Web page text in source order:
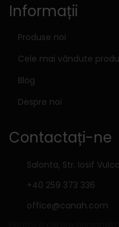
Informații
Produse noi
Cele mai vândute
Blog
Despre noi
Contactați-ne
Salonta, Str. Iosif
+40 259 373 336
office@canah.com